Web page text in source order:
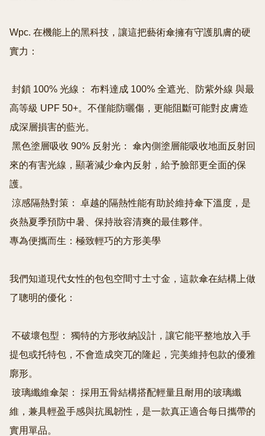
Wpc. 在機能上的黑科技，讓這把藝術傘擁有守護肌膚的硬
實力：
高等級 UPF 50+。不僅能防曬傷，更能阻斷可能對皮膚造
成深層損害的藍光。
來的有害光線，顯著減少傘內反射，給予臉部更全面的保
護。
炎熱夏季預防中暑、保持妝容清爽的最佳夥伴。
專為便攜而生：極致輕巧的方形美學
我們知道現代女性的包包空間寸土寸金，這款傘在結構上做
了聰明的優化：
提包或托特包，不會造成突兀的隆起，完美維持包款的優雅
廓形。
維，兼具輕盈手感與抗風韌性，是一款真正適合每日攜帶的
實用單品。